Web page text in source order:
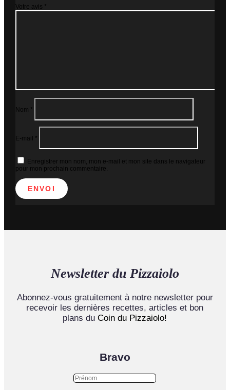
Votre avis *
Nom *
E-mail *
Enregistrer mon nom, mon e-mail et mon site dans le navigateur
pour mon prochain commentaire.
ENVOI
Newsletter du Pizzaiolo
Abonnez-vous gratuitement à notre newsletter pour
recevoir les dernières recettes, articles et bon
plans duCoin du Pizzaiolo!
Bravo